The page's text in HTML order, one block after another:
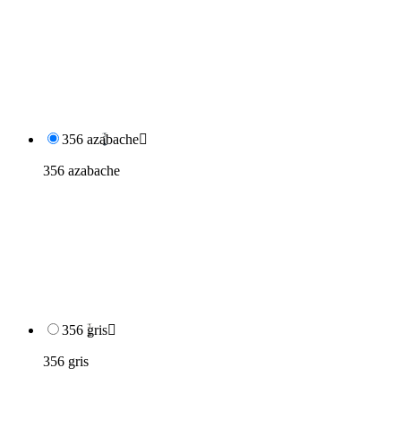
356 azabache
356 azabache
356 gris
356 gris